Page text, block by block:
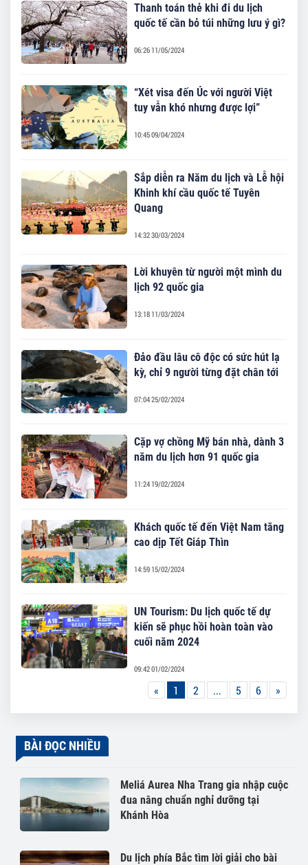
Thanh toán thẻ khi đi du lịch
quốc tế cần bỏ túi những lưu ý gì?
06:26 11/05/2024
“Xét visa đến Úc với người Việt
tuy vẫn khó nhưng được lợi”
10:45 09/04/2024
Sắp diễn ra Năm du lịch và Lễ hội
Khinh khí cầu quốc tế Tuyên
Quang
14:32 30/03/2024
Lời khuyên từ người một mình du
lịch 92 quốc gia
13:18 11/03/2024
Đảo đầu lâu cô độc có sức hút lạ
kỳ, chỉ 9 người từng đặt chân tới
07:04 25/02/2024
Cặp vợ chồng Mỹ bán nhà, dành 3
năm du lịch hơn 91 quốc gia
11:24 19/02/2024
Khách quốc tế đến Việt Nam tăng
cao dịp Tết Giáp Thìn
14:59 15/02/2024
UN Tourism: Du lịch quốc tế dự
kiến sẽ phục hồi hoàn toàn vào
cuối năm 2024
09:42 01/02/2024
« 1 2 ... 5 6 »
BÀI ĐỌC NHIỀU
Meliá Aurea Nha Trang gia nhập cuộc
đua nâng chuẩn nghỉ dưỡng tại
Khánh Hòa
Du lịch phía Bắc tìm lời giải cho bài